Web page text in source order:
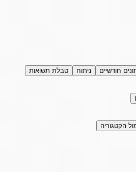
חודשיים ניתוח טבלת תשואות
הקטגוריה